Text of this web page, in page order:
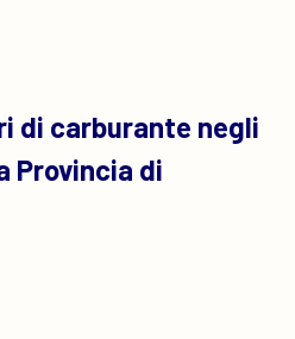
di carburante negli
Provincia di